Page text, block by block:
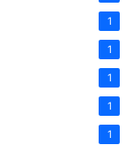
1
1
1
1
1